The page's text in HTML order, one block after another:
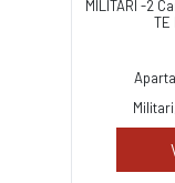
MILITARI -2
TE